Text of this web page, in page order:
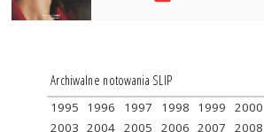
Archiwalne notowania SLIP
1995 1996 1997 1998 1999 2000
2003 2004 2005 2006 2007 2008